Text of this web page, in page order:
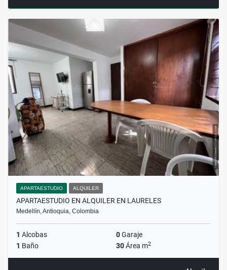
APARTAESTUDIO ALQUILER
APARTAESTUDIO EN ALQUILER EN LAURELES
Medellín, Antioquia, Colombia
1 Alcobas 0Garaje
1 Baño 30Área m2